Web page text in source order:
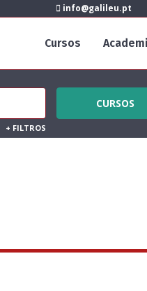
info@galileu.pt
Cursos
CURSOS
+ FILTROS